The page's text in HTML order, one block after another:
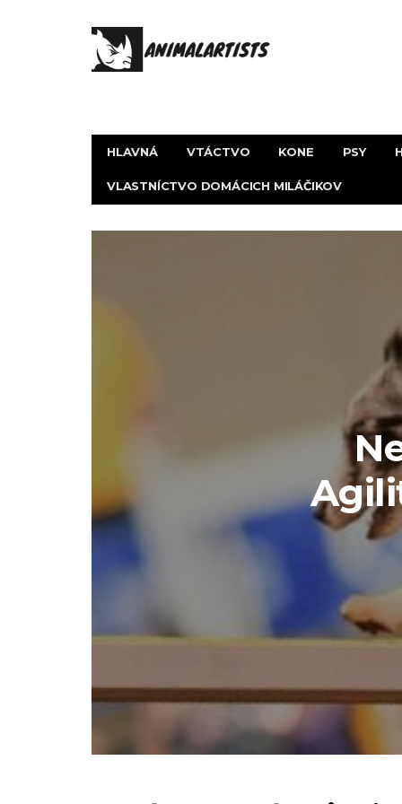
HLAVNÁ VTÁCTVO KONE PSY
VLASTNÍCTVO DOMÁCICH MILÁČIKOV